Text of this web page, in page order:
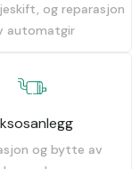
og reparasjon
automatgir
og bytte av